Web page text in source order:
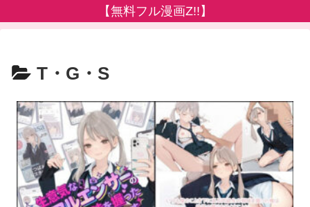
【無料フル漫画Z!!】
T・G・S